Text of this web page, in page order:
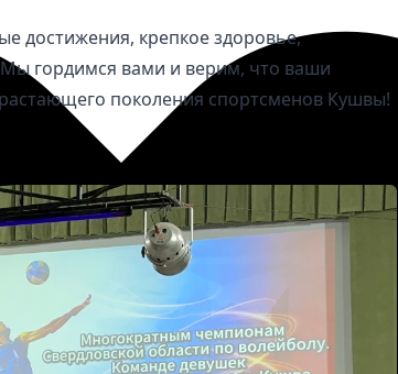
достижения, крепкое здоровье,
Мы гордимся вами и верим, что ваши
поколения спортсменов Кушвы!